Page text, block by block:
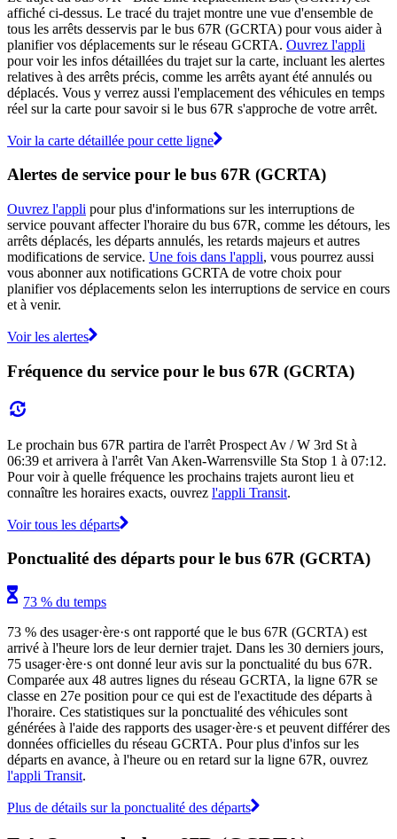
affiché ci-dessus. Le tracé du trajet montre une vue d'ensemble de
tous les arrêts desservis par le bus 67R (GCRTA) pour vous aider à
planifier vos déplacements sur le réseau GCRTA. Ouvrez l'appli
pour voir les infos détaillées du trajet sur la carte, incluant les alertes
relatives à des arrêts précis, comme les arrêts ayant été annulés ou
déplacés. Vous y verrez aussi l'emplacement des véhicules en temps
réel sur la carte pour savoir si le bus 67R s'approche de votre arrêt.
Voir la carte détaillée pour cette ligne
Alertes de service pour le bus 67R (GCRTA)
Ouvrez l'appli pour plus d'informations sur les interruptions de
service pouvant affecter l'horaire du bus 67R, comme les détours, les
arrêts déplacés, les départs annulés, les retards majeurs et autres
modifications de service. Une fois dans l'appli, vous pourrez aussi
vous abonner aux notifications GCRTA de votre choix pour
planifier vos déplacements selon les interruptions de service en cours
et à venir.
Voir les alertes
Fréquence du service pour le bus 67R (GCRTA)
Le prochain bus 67R partira de l'arrêt Prospect Av / W 3rd St à
06:39 et arrivera à l'arrêt Van Aken-Warrensville Sta Stop 1 à 07:12.
Pour voir à quelle fréquence les prochains trajets auront lieu et
connaître les horaires exacts, ouvrez l'appli Transit.
Voir tous les départs
Ponctualité des départs pour le bus 67R (GCRTA)
73 % du temps
73 % des usager·ère·s ont rapporté que le bus 67R (GCRTA) est
arrivé à l'heure lors de leur dernier trajet. Dans les 30 derniers jours,
75 usager·ère·s ont donné leur avis sur la ponctualité du bus 67R.
Comparée aux 48 autres lignes du réseau GCRTA, la ligne 67R se
classe en 27e position pour ce qui est de l'exactitude des départs à
l'horaire. Ces statistiques sur la ponctualité des véhicules sont
générées à l'aide des rapports des usager·ère·s et peuvent différer des
données officielles du réseau GCRTA. Pour plus d'infos sur les
départs en avance, à l'heure ou en retard sur la ligne 67R, ouvrez
l'appli Transit.
Plus de détails sur la ponctualité des départs